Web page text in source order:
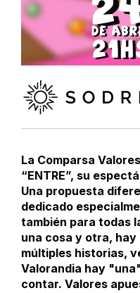
La Comparsa
“ENTRE”, su
Una propuesta
dedicado
también para todas
una cosa y otra,
múltiples historias,
Valorandia hay
contar. Valores